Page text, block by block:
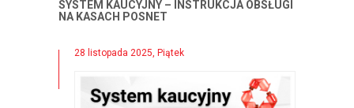
SYSTEM KAUCYJNY – INSTRUKCJA OBSŁUGI
NA KASACH POSNET
28 listopada 2025, Piątek